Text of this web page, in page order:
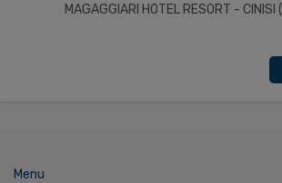
MAGAGGIARI HOTEL RESORT - CINISI
Menu